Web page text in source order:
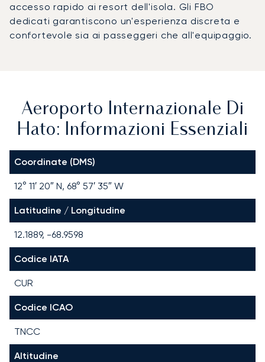
accesso rapido ai resort dell'isola. Gli FBO
dedicati garantiscono un'esperienza discreta e
confortevole sia ai passeggeri che all'equipaggio.
Aeroporto Internazionale Di
Hato: Informazioni Essenziali
Coordinate (DMS)
12° 11′ 20″ N, 68° 57′ 35″ W
Latitudine / Longitudine
12.1889, -68.9598
Codice IATA
CUR
Codice ICAO
TNCC
Altitudine